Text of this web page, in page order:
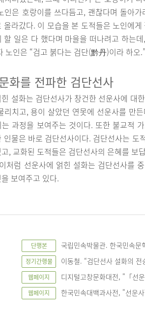
인은 호랑이를 쓰다듬고, 괜찮다며 돌아
올라갔다. 이 모습을 본 도적들은 노인에
할 일은 다 했다며 마을을 떠나려고 하는
노인은 “검고 붉다는 검단(黔丹)이라 하
화를 전파한 검단선사
설화는 검단선사가 창건한 선운사에 대
리치고, 용이 살았던 연못에 선운사를 만
과정을 보여주는 것이다. 또한 불교적
인물은 바로 검단선사이다. 검단선사는
, 교화된 도적들은 검단선사의 은혜를 보
처럼 선운사에 얽힌 설화는 검단선사를
보여주고 있다.
단행본 국립민속박물관. 한국민속
정기간행물 이동철. “검단선사 설화의
웹페이지 디지털고창문화대전, "「선
웹페이지 한국민속대백과사전, "선운